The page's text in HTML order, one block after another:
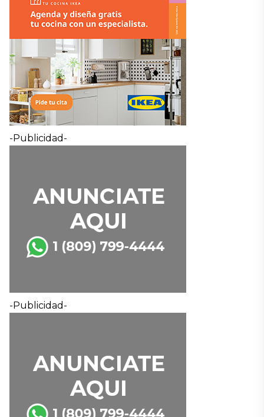
-Publicidad-
-Publicidad-